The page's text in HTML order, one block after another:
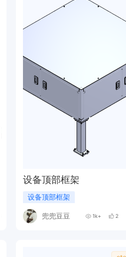
设备顶部框架
设备顶部框架
兜兜豆豆 1k+ 2